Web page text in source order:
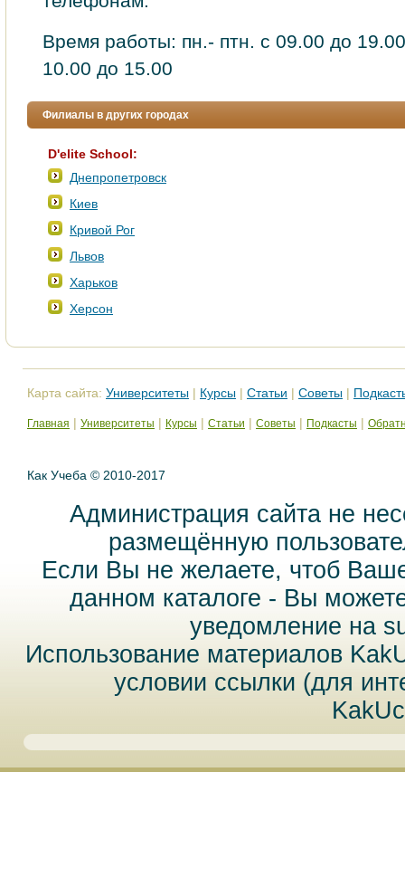
Время работы: пн.- птн. с 09.00 до
10.00 до 15.00
Филиалы в других городах
D'elite School:
Днепропетровск
Киев
Кривой Рог
Львов
Харьков
Херсон
Карта сайта: Университеты | Курсы | Статьи | Советы |
Главная | Университеты | Курсы | Статьи | Советы | Подкасты |
Как Учеба © 2010-2017
Администрация сайта не
размещённую
Если Вы не желаете, чтоб
данном каталоге - Вы
уведомление на
Использование материалов
условии ссылки (для